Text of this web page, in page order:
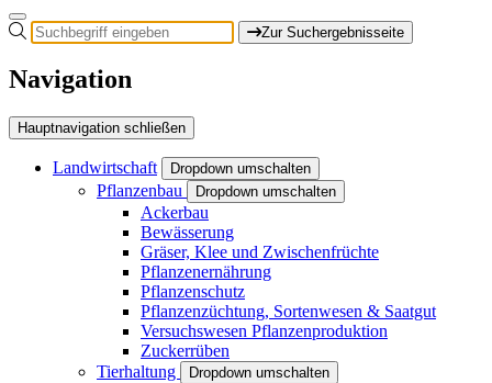
Zur Suchergebnisseite
Navigation
Hauptnavigation schließen
Landwirtschaft Dropdown umschalten
Pflanzenbau Dropdown umschalten
Ackerbau
Bewässerung
Gräser, Klee und Zwischenfrüchte
Pflanzenernährung
Pflanzenschutz
Pflanzenzüchtung, Sortenwesen & Saatgut
Versuchswesen Pflanzenproduktion
Zuckerrüben
Tierhaltung
Dropdown umschalten